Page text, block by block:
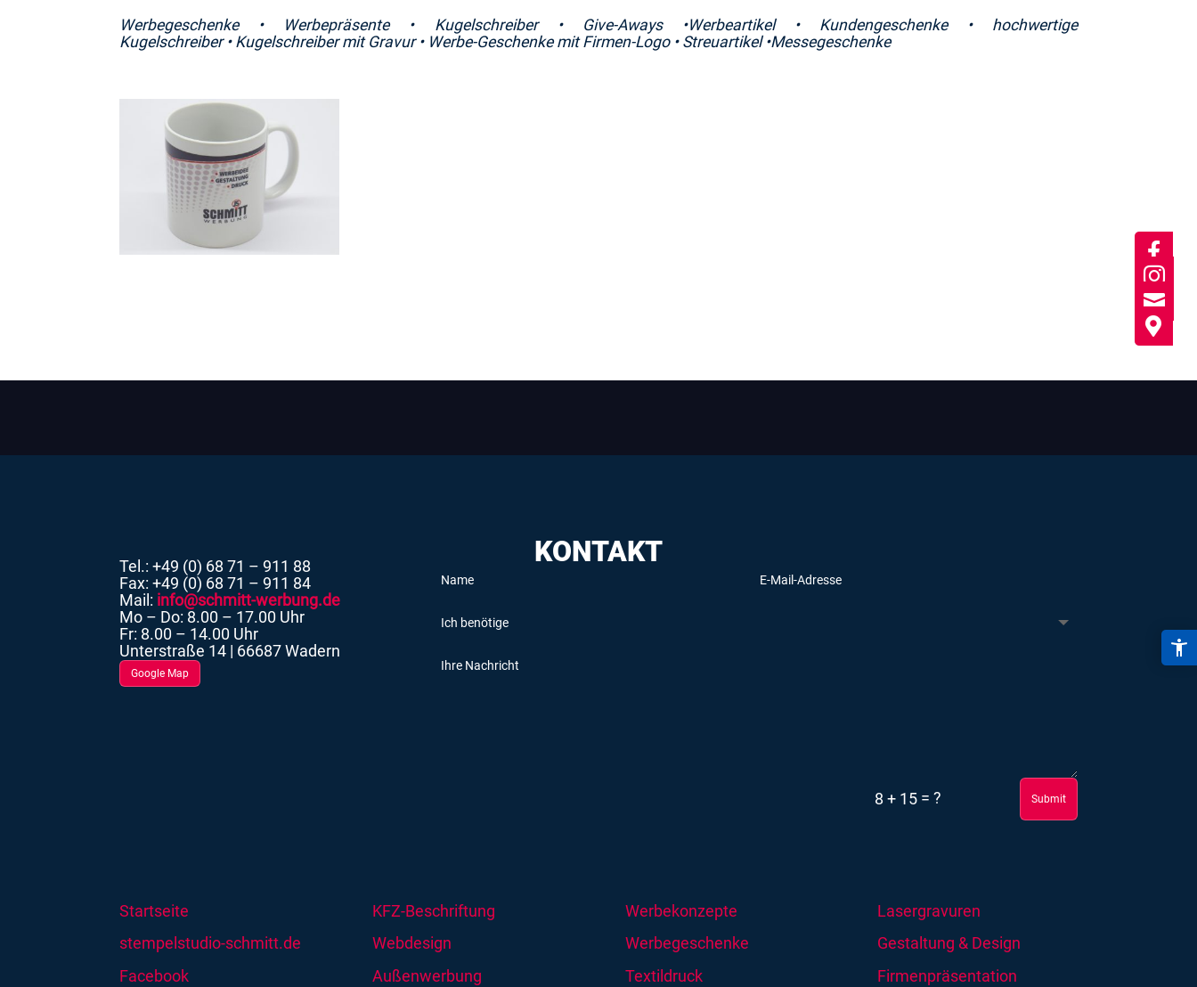
Werbegeschenke • Werbepräsente • Kugelschreiber • Give-Aways •Werbeartikel • Kundengeschenke •
hochwertige
Kugelschreiber • Kugelschreiber mit Gravur • Werbe-Geschenke mit Firmen-Logo • Streuartikel •Messegeschenke
KONTAKT
Tel.: +49 (0) 68 71 – 911 88
Fax: +49 (0) 68 71 – 911 84
Mail: info@schmitt-werbung.de
Mo – Do: 8.00 – 17.00 Uhr
Fr: 8.00 – 14.00 Uhr
Unterstraße 14 | 66687 Wadern
Google Map
8 + 15= ? Submit
Startseite
stempelstudio-schmitt.de
Facebook
KFZ-Beschriftung
Webdesign
Außenwerbung
Werbekonzepte
Werbegeschenke
Textildruck
Lasergravuren
Gestaltung & Design
Firmenpräsentation



